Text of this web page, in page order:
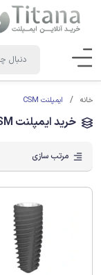
خانه ایمپلنت CSM
خرید ایمپلنت CSM
مرتب سازی